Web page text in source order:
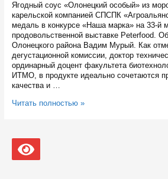
Ягодный соус «Олонецкий особый» из
карельской компанией СПСПК
медаль в конкурсе «Наша марка» на 33-й
продовольственной выставке Peterfood.
Олонецкого района Вадим Мурый. Как
дегустационной комиссии, доктор
ординарный доцент факультета
ИТМО, в продукте идеально сочетаются
качества и …
Соус
золотую
медаль
в
Читать полностью »